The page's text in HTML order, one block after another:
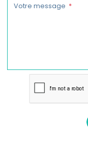
Votre message